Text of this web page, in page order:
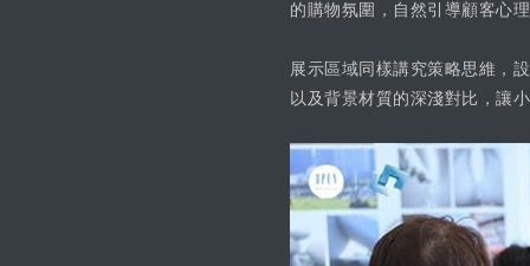
的購物氛圍，自然引導顧客心
展示區域同樣講究策略思維，
以及背景材質的深淺對比，讓